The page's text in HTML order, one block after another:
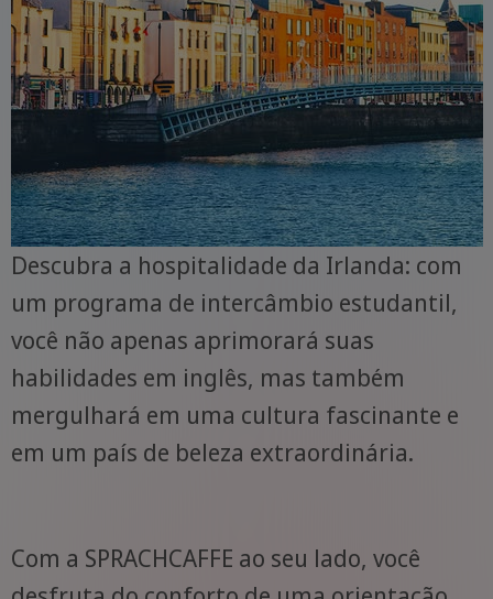
Descubra a hospitalidade da Irlanda: com
um programa de intercâmbio estudantil,
você não apenas aprimorará suas
habilidades em inglês, mas também
mergulhará em uma cultura fascinante e
em um país de beleza extraordinária.
Com a SPRACHCAFFE ao seu lado, você